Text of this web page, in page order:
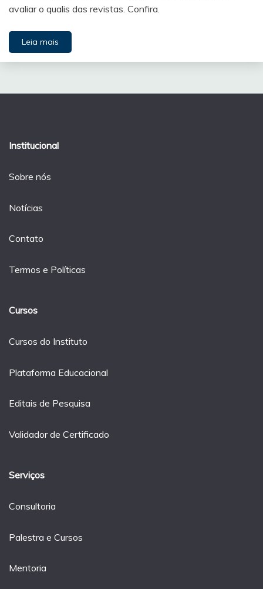
avaliar o qualis das revistas. Confira.
Leia mais
Institucional
Sobre nós
Notícias
Contato
Termos e Políticas
Cursos
Cursos do Instituto
Plataforma Educacional
Editais de Pesquisa
Validador de Certificado
Serviços
Consultoria
Palestra e Cursos
Mentoria